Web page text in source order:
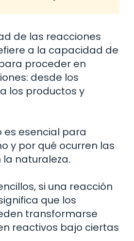
de las reacciones
a la capacidad de
proceder en
desde los
los productos y
es esencial para
y por qué ocurren las
naturaleza.
si una reacción
que los
transformarse
reactivos bajo ciertas